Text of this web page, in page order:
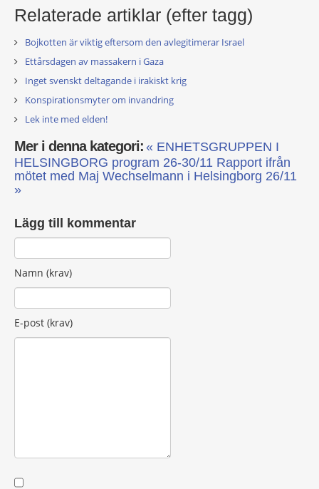
Relaterade artiklar (efter tagg)
Bojkotten är viktig eftersom den avlegitimerar Israel
Ettårsdagen av massakern i Gaza
Inget svenskt deltagande i irakiskt krig
Konspirationsmyter om invandring
Lek inte med elden!
Mer i denna kategori: « ENHETSGRUPPEN I
HELSINGBORG program 26-30/11 Rapport ifrån
mötet med Maj Wechselmann i Helsingborg 26/11
»
Lägg till kommentar
Namn (krav)
E-post (krav)